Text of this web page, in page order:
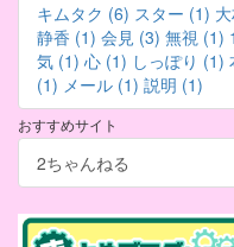
キムタク (6) スター (1)
静香 (1) 会見 (3) 無視 (1)
気 (1) 心 (1) しっぽり (1)
(1) メール (1) 説明 (1)
おすすめサイト
2ちゃんねる